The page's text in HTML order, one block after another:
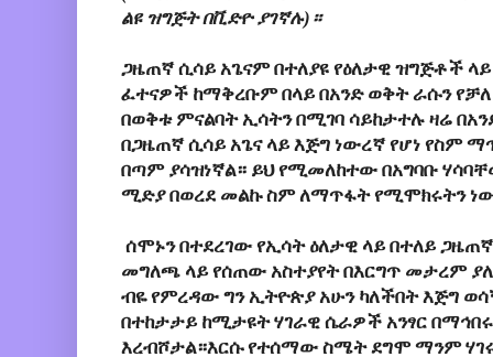
ልዩ ዝግጅት በቪድዮ ያገኛሉ)።
ጋዜጠኛ ሲሳይ አጌናም በተለያዩ የዕለታዊ ዝግጅቶች ላይ
ፈተናዎች ከማቅረቡም በላይ በአንድ ወቅት ራሱን የቻለ
በወቅቱ ምናልባት ኢሳትን በሚገባ ሳይከታተሉ ዛሬ
በጋዜጠኛ ሲሳይ አጌና ላይ እጅግ ነውረኛ የሆነ የስም
በጣም ያሳዝነኛል። ይህ የሚመለከተው በአግባቡ
ሚድያ በወረደ መልኩ ስም ለማጥፋት የሚሞክሩትን
ሰሞኑን በተደረገው የኢሳት ዕለታዊ ላይ በተለይ
መግለጫ ላይ የሰጠው አስተያየት በእርግጥ መታረም
ብዬ የምረዳው ግን ኢትዮጵያ አሁን ካለችበት እጅግ
በተከታታይ ከሚታዩት ሃገራዊ ሴራዎች አንፃር
እረብሾታል።እርሱ የተሰማው ስሜት ደግሞ ማንም